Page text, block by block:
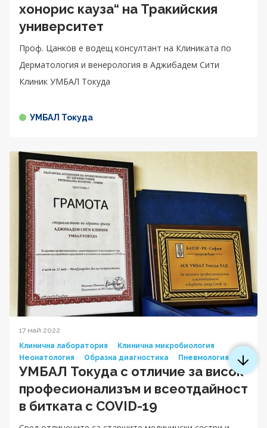
хонорис кауза“ на Тракийския
университет
Проф. Цанков е водещ консултант на Клиниката по
Дерматология и венерология в Аджибадем Сити
Клиник УМБАЛ Токуда
УМБАЛ Токуда
17 май 2022
Клинична лаборатория
Клинична микробиология
Неонатология
Образна диагностика Пневмология
УМБАЛ Токуда с отличие за висок
професионализъм и всеотдайност
в битката с COVID-19